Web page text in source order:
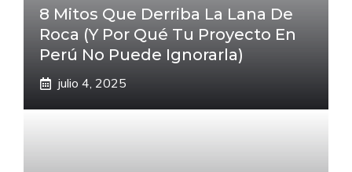
8 Mitos Que Derriba La Lana De
Roca (Y Por Qué Tu Proyecto En
Perú No Puede Ignorarla)
julio 4, 2025